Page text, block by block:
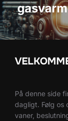
På denne side
dagligt. Følg os
vaner,